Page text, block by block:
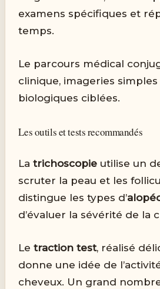
examens spécifiques et
temps.
Le parcours médical
clinique, imageries simples
biologiques ciblées.
Les outils et tests recommandés
Latrichoscopie utilise un
scruter la peau et les
distingue les types d’
d’évaluer la sévérité de la
Letraction test, réalisé
donne une idée de
cheveux. Un grand